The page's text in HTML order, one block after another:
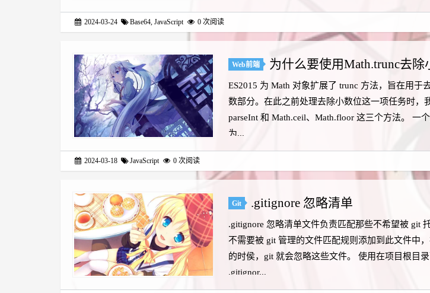
2024-03-24 Base64,JavaScript 0次阅读
Web前端 为什么要使用Math.trunc去除
ES2015 为 Math 对象扩展了 trunc 方法，旨在用于
数部分。在此之前处理去除小数位这一项任务时，
parseInt 和 Math.ceil、Math.floor 这三个方法。 一
为...
2024-03-18 JavaScript 0次阅读
Git .gitignore 忽略清单
.gitignore 忽略清单文件负责匹配那些不希望被 git
不需要被 git 管理的文件匹配规则添加到此文件中
的时侯，git 就会忽略这些文件。 使用在项目根目
.gitignor...